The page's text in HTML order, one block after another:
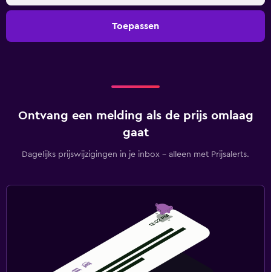
Toepassen
Ontvang een melding als de prijs omlaag
gaat
Dagelijks prijswijzigingen in je inbox - alleen met Prijsalerts.